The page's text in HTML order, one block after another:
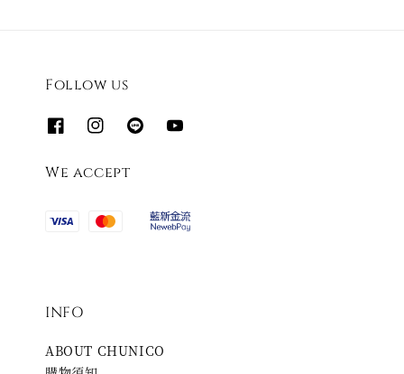
Follow us
We accept
INFO
ABOUT CHUNICO